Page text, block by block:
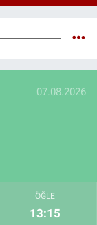
07.08.2026
ÖĞLE
13:15